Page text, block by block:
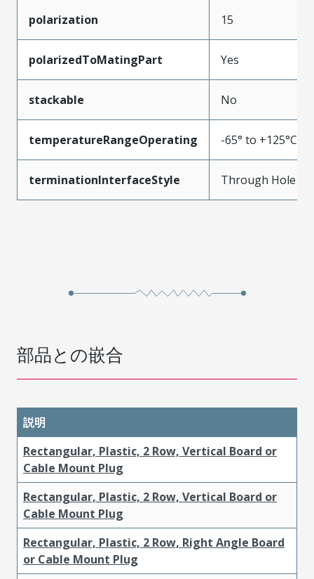
polarization 15
polarizedToMatingPart Yes
stackable No
temperatureRangeOperating -65° to +125°C
terminationInterfaceStyle Through Hole
部品との嵌合
説明
Rectangular, Plastic, 2 Row, Vertical Board or
Cable Mount Plug
Rectangular, Plastic, 2 Row, Vertical Board or
Cable Mount Plug
Rectangular, Plastic, 2 Row, Right Angle Board
or Cable Mount Plug